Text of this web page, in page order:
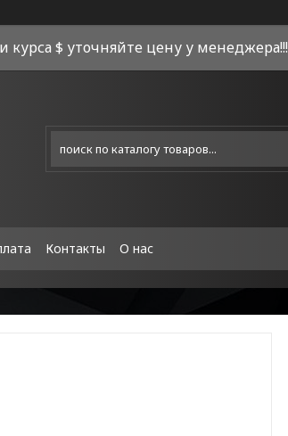
курса $ уточняйте цену у менеджера!!!
Контакты О нас